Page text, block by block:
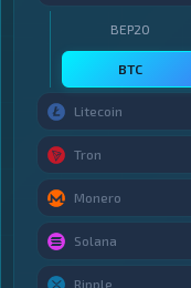
BEP20
BTC
Litecoin
Tron
Monero
Solana
Ripple